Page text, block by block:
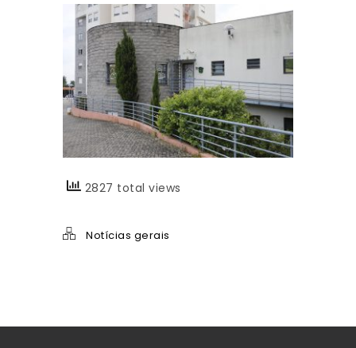
2827 total views
Notícias gerais